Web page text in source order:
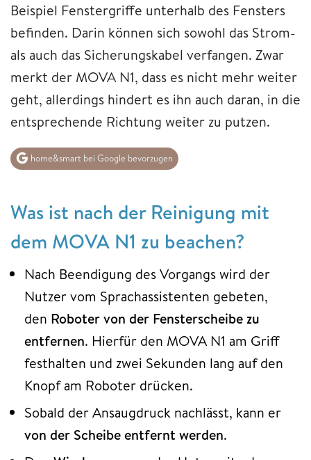
Beispiel Fenstergriffe unterhalb des Fensters
befinden. Darin können sich sowohl das Strom-
als auch das Sicherungskabel verfangen. Zwar
merkt der MOVA N1, dass es nicht mehr weiter
geht, allerdings hindert es ihn auch daran, in die
entsprechende Richtung weiter zu putzen.
home&smart bei Google bevorzugen
Was ist nach der Reinigung mit
dem MOVA N1 zu beachen?
Nach Beendigung des Vorgangs wird der
Nutzer vom Sprachassistenten gebeten,
den Roboter von der Fensterscheibe zu
entfernen. Hierfür den MOVA N1 am Griff
festhalten und zwei Sekunden lang auf den
Knopf am Roboter drücken.
Sobald der Ansaugdruck nachlässt, kann er
von der Scheibe entfernt werden.